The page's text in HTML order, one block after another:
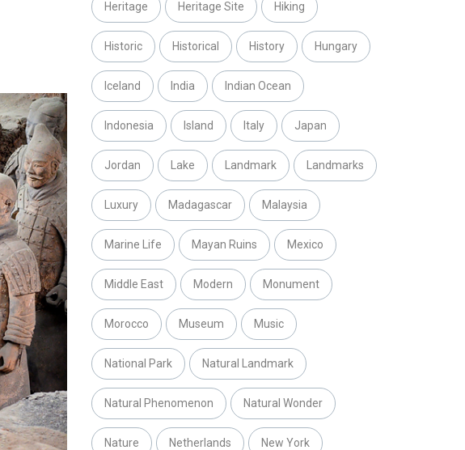
Heritage Heritage Site Hiking
Historic Historical History Hungary
Iceland India Indian Ocean
Indonesia Island Italy Japan
Jordan Lake Landmark Landmarks
Luxury Madagascar Malaysia
Marine Life Mayan Ruins Mexico
Middle East Modern Monument
Morocco Museum Music
National Park Natural Landmark
Natural Phenomenon Natural Wonder
Nature Netherlands New York